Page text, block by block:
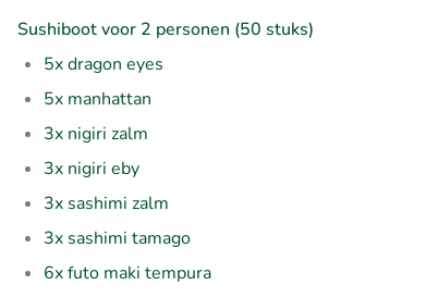
Sushiboot voor 2 personen (50 stuks)
5x dragon eyes
5x manhattan
3x nigiri zalm
3x nigiri eby
3x sashimi zalm
3x sashimi tamago
6x futo maki tempura